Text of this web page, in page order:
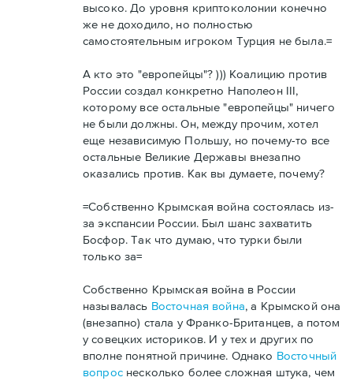
высоко. До уровня криптоколонии конечно
же не доходило, но полностью
самостоятельным игроком Турция не была.=
А кто это "европейцы"? ))) Коалицию против
России создал конкретно Наполеон III,
которому все остальные "европейцы" ничего
не были должны. Он, между прочим, хотел
еще независимую Польшу, но почему-то все
остальные Великие Державы внезапно
оказались против. Как вы думаете, почему?
=Собственно Крымская война состоялась из-
за экспансии России. Был шанс захватить
Босфор. Так что думаю, что турки были
только за=
Собственно Крымская война в России
называлась Восточная война, а Крымской она
(внезапно) стала у Франко-Британцев, а потом
у совецких историков. И у тех и других по
вполне понятной причине. Однако Восточный
вопроснесколько более сложная штука, чем